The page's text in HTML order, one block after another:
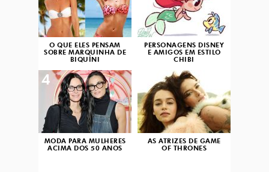
O QUE ELES PENSAM
SOBRE MARQUINHA DE
BIQUÍNI
PERSONAGENS DISNEY
E AMIGOS EM ESTILO
CHIBI
MODA PARA MULHERES
ACIMA DOS 50 ANOS
4
AS ATRIZES DE GAME
OF THRONES